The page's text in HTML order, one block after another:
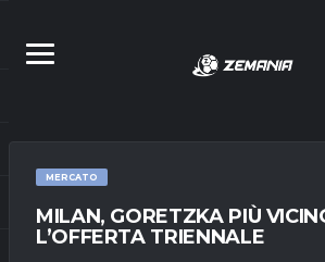
MERCATO
MILAN, GORETZKA PIÙ
L’OFFERTA TRIENNALE